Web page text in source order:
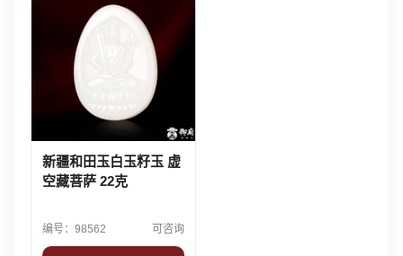
新疆和田玉白玉籽玉 虚
空藏菩萨 22克
编号：98562 可咨询